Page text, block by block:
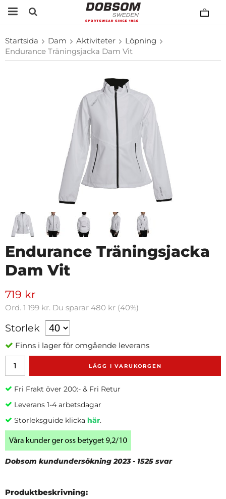
Startsida Dam Aktiviteter
Löpning
Endurance Träningsjacka Dam Vit
Endurance Träningsjacka
Dam Vit
719 kr
Ord. 1 199 kr. Du sparar 480 kr (40%)
Storlek
Finns i lager för omgående leverans
LÄGG I VARUKORGEN
Fri Frakt över 200:- & Fri Retur
Leverans 1-4 arbetsdagar
Storleksguide klicka här.
Dobsom kundundersökning 2023 - 1525 svar
Produktbeskrivning: